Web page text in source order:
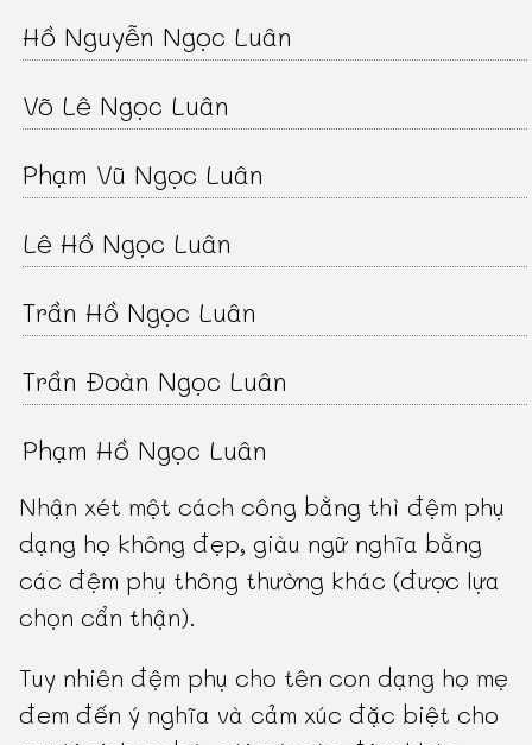
Hồ Nguyễn Ngọc Luân
Võ Lê Ngọc Luân
Phạm Vũ Ngọc Luân
Lê Hồ Ngọc Luân
Trần Hồ Ngọc Luân
Trần Đoàn Ngọc Luân
Phạm Hồ Ngọc Luân
Nhận xét một cách công bằng thì đệm phụ
dạng họ không đẹp, giàu ngữ nghĩa bằng
các đệm phụ thông thường khác (được lựa
chọn cẩn thận).
Tuy nhiên đệm phụ cho tên con dạng họ mẹ
đem đến ý nghĩa và cảm xúc đặc biệt cho